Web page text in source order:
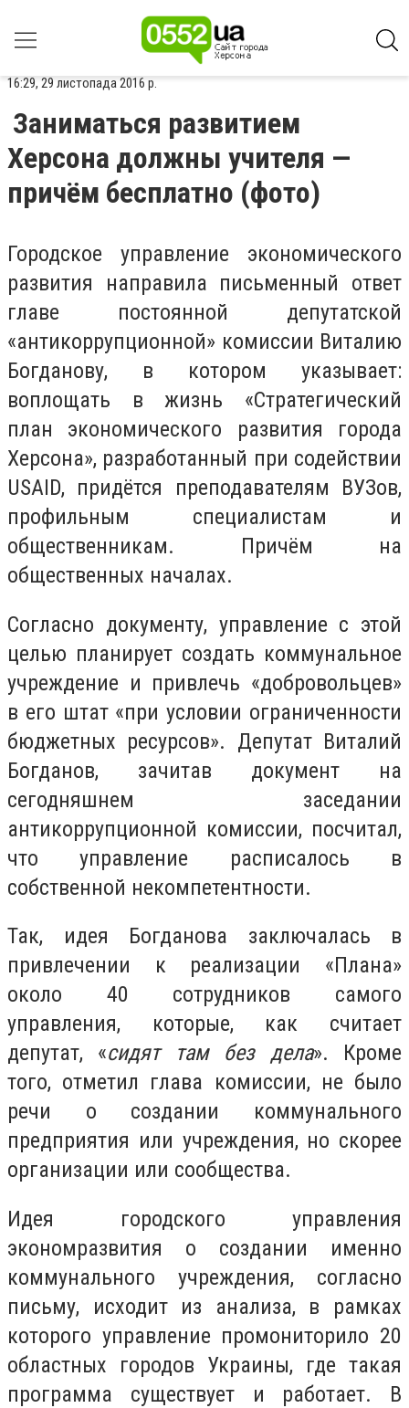
16:29, 29 листопада 2016 р.
Заниматься развитием
Херсона должны учителя —
причём бесплатно (фото)
Городское управление экономического
развития направила письменный ответ
главе постоянной депутатской
«антикоррупционной» комиссии Виталию
Богданову, в котором указывает:
воплощать в жизнь «Стратегический
план экономического развития города
Херсона», разработанный при содействии
USAID, придётся преподавателям ВУЗов,
профильным специалистам и
общественникам. Причём на
общественных началах.
Согласно документу, управление с этой
целью планирует создать коммунальное
учреждение и привлечь «добровольцев»
в его штат «при условии ограниченности
бюджетных ресурсов». Депутат Виталий
Богданов, зачитав документ на
сегодняшнем заседании
антикоррупционной комиссии, посчитал,
что управление расписалось в
собственной некомпетентности.
Так, идея Богданова заключалась в
привлечении к реализации «Плана»
около 40 сотрудников самого
управления, которые, как считает
депутат, «сидят там без дела». Кроме
того, отметил глава комиссии, не было
речи о создании коммунального
предприятия или учреждения, но скорее
организации или сообщества.
Идея городского управления
экономразвития о создании именно
коммунального учреждения, согласно
письму, исходит из анализа, в рамках
которого управление промониторило 20
областных городов Украины, где такая
программа существует и работает. В